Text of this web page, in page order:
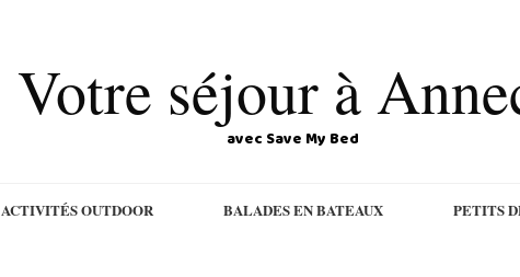
Votre séjour à
avec Save My Bed
ACTIVITÉS OUTDOOR BALADES EN BATEAUX PETITS